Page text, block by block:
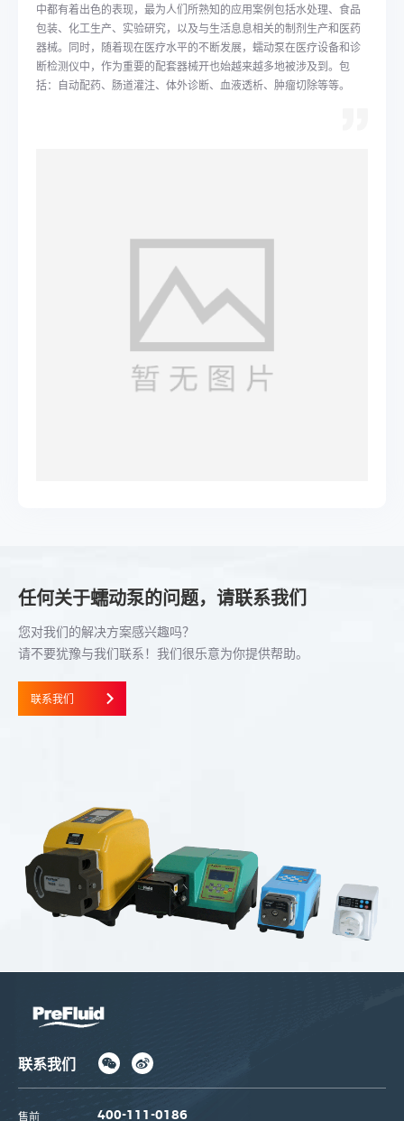
中都有着出色的表现，最为人们所熟知的应用案例包括水处理、食品
包装、化工生产、实验研究，以及与生活息息相关的制剂生产和医药
器械。同时，随着现在医疗水平的不断发展，蠕动泵在医疗设备和诊
断检测仪中，作为重要的配套器械开也始越来越多地被涉及到。包
括：自动配药、肠道灌注、体外诊断、血液透析、肿瘤切除等等。
任何关于蠕动泵的问题，请联系我们
您对我们的解决方案感兴趣吗？
请不要犹豫与我们联系！我们很乐意为你提供帮助。
联系我们
联系我们
售前 400-111-0186